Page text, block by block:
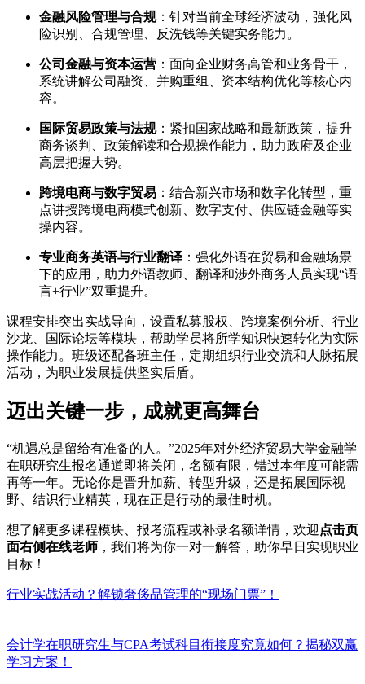
金融风险管理与合规：针对当前全球经济波动，强化风
险识别、合规管理、反洗钱等关键实务能力。
公司金融与资本运营 ：面向企业财务高管和业务骨干，
系统讲解公司融资、并购重组、资本结构优化等核心内
容。
国际贸易政策与法规：紧扣国家战略和最新政策，提升
商务谈判、政策解读和合规操作能力，助力政府及企业
高层把握大势。
跨境电商与数字贸易 ：结合新兴市场和数字化转型，重
点讲授跨境电商模式创新、数字支付、供应链金融等实
操内容。
专业商务英语与行业翻译 ：强化外语在贸易和金融场景
下的应用，助力外语教师、翻译和涉外商务人员实现“语
言+行业”双重提升。
课程安排突出实战导向，设置私募股权、跨境案例分析、行业
沙龙、国际论坛等模块，帮助学员将所学知识快速转化为实际
操作能力。班级还配备班主任，定期组织行业交流和人脉拓展
活动，为职业发展提供坚实后盾。
迈出关键一步，成就更高舞台
“机遇总是留给有准备的人。”2025年对外经济贸易大学金融学
在职研究生报名通道即将关闭，名额有限，错过本年度可能需
再等一年。无论你是晋升加薪、转型升级，还是拓展国际视
野、结识行业精英，现在正是行动的最佳时机。
想了解更多课程模块、报考流程或补录名额详情，欢迎 点击页
面右侧在线老师 ，我们将为你一对一解答，助你早日实现职业
目标！
行业实战活动？解锁奢侈品管理的“现场门票”！
会计学在职研究生与CPA考试科目衔接度究竟如何？揭秘双赢
学习方案！